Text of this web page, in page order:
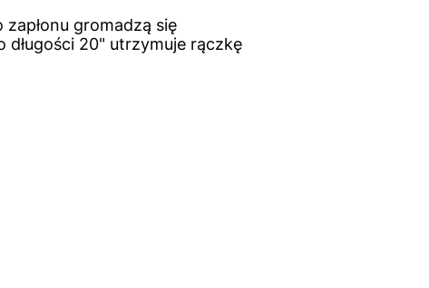
gromadzą się
20" utrzymuje rączkę